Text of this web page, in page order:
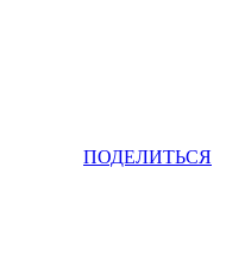
ПОДЕЛИТЬСЯ